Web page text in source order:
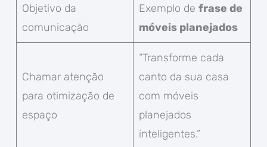
Objetivo da
comunicação
Exemplo de frase de
móveis planejados
Chamar atenção
para otimização de
espaço
“Transforme cada
canto da sua casa
com móveis
planejados
inteligentes.”